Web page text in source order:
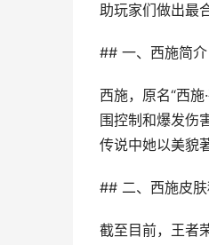
助玩家们做出最
## 一、西施简介
西施，原名“西
围控制和爆发伤
传说中她以美貌
## 二、西施皮
截至目前，王者